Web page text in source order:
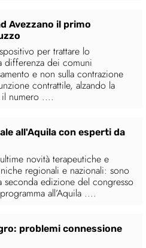
Avezzano il primo
per trattare lo
differenza dei comuni
e non sulla contrazione
contrattile, alzando la
numero ....
all'Aquila con esperti da
novità terapeutiche e
regionali e nazionali: sono
seconda edizione del congresso
all’Aquila ....
problemi connessione